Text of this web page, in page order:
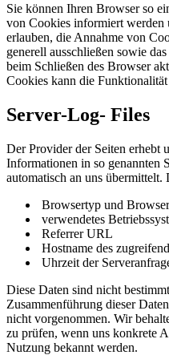
Sie können Ihren Browser so
von Cookies informiert
erlauben, die Annahme von
generell ausschließen sowie
beim Schließen des Browser
Cookies kann die
Server-Log- Files
Der Provider der Seiten erhebt
Informationen in so genannten
automatisch an uns übermittelt.
Browsertyp und
verwendetes
Referrer URL
Hostname des
Uhrzeit der
Diese Daten sind nicht
Zusammenführung dieser
nicht vorgenommen. Wir
zu prüfen, wenn uns konkrete
Nutzung bekannt werden.